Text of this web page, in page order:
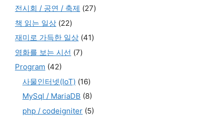
전시회 / 공연 / 축제 (27)
책 읽는 일상 (22)
재미로 가득한 일상 (41)
영화를 보는 시선 (7)
Program (42)
사물인터넷(IoT) (16)
MySql / MariaDB (8)
php / codeigniter (5)